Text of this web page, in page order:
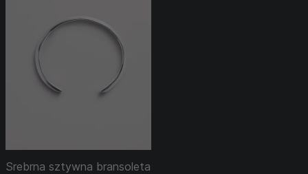
Srebrna sztywna bransoleta